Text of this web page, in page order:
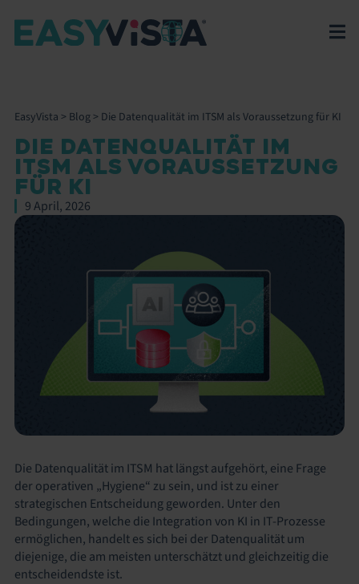
EasyVista > Blog> Die Datenqualität im ITSM als Voraussetzung für KI
DIE DATENQUALITÄT IM
ITSM ALS VORAUSSETZUNG
FÜR KI
9 April, 2026
Die Datenqualität im ITSM hat längst aufgehört, eine Frage
der operativen „Hygiene“ zu sein, und ist zu einer
strategischen Entscheidung geworden. Unter den
Bedingungen, welche die Integration von KI in IT-Prozesse
ermöglichen, handelt es sich bei der Datenqualität um
diejenige, die am meisten unterschätzt und gleichzeitig die
entscheidendste ist.